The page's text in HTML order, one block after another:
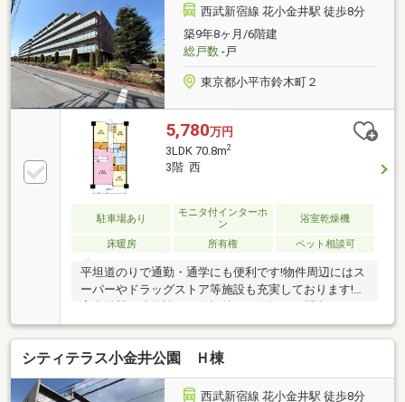
内給排水管更新・ハウスクリーニング等《アフターサ
ービス保証付》～住んでからでも安心・安全をサポー
ト～ 水まわりトラブルは365日対応で安心です。詳し
くはお問合せください！
西武新宿線 花小金井駅 徒歩8分
築9年8ヶ月/6階建
総戸数-戸
東京都小平市鈴木町２
5,780万円
3LDK 70.8m2
3階 西
駐車場あり
モニタ付インターホ
ン
浴室乾燥機
床暖房 所有権 ペット相談可
平坦道のりで通勤・通学にも便利です!物件周辺にはス
ーパーやドラッグストア等施設も充実しております!ご
い!!
シティテラス小金井公園 Ｈ棟
西武新宿線 花小金井駅 徒歩8分